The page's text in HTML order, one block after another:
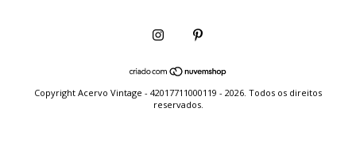
Copyright Acervo Vintage - 42017711000119 - 2026. Todos os direitos
reservados.